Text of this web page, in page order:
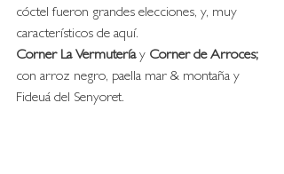
cóctel fueron grandes elecciones, y, muy
característicos de aquí.
Corner La Vermutería y Corner de Arroces;
con arroz negro, paella mar & montaña y
Fideuá del Senyoret.